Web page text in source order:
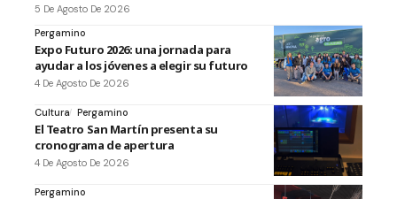
5 De Agosto De 2026
Pergamino
Expo Futuro 2026: una jornada para
ayudar a los jóvenes a elegir su futuro
4 De Agosto De 2026
Cultura Pergamino
El Teatro San Martín presenta su
cronograma de apertura
4 De Agosto De 2026
Pergamino